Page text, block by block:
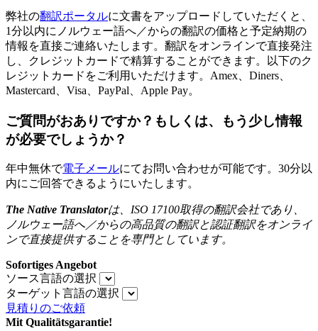
弊社の翻訳ポータルに文書をアップロードしていただくと、
1分以内にノルウェー語へ／からの翻訳の価格と予定納期の
情報を直接ご連絡いたします。翻訳をオンラインで直接発注
し、クレジットカードで精算することができます。以下のク
レジットカードをご利用いただけます。Amex、Diners、
Mastercard、Visa、PayPal、Apple Pay。
ご質問がおありですか？もしくは、もう少し情報
が必要でしょうか？
年中無休で電子メールにてお問い合わせが可能です。30分以
内にご回答できるようにいたします。
The Native Translatorは、 ISO 17100取得の翻訳会社であり、
ノルウェー語へ／からの高品質の翻訳と認証翻訳をオンライ
ンで直接提供することを専門としています。
Sofortiges Angebot
ソース言語の選択
ターゲット言語の選択
見積りのご依頼
Mit Qualitätsgarantie!